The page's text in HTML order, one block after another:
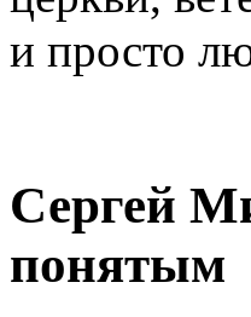
и просто
Сергей
понятым